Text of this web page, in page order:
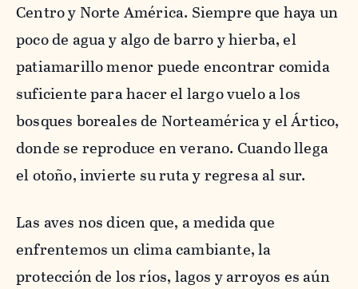
Centro y Norte América. Siempre que haya un
poco de agua y algo de barro y hierba, el
patiamarillo menor puede encontrar comida
suficiente para hacer el largo vuelo a los
bosques boreales de Norteamérica y el Ártico,
donde se reproduce en verano. Cuando llega
el otoño, invierte su ruta y regresa al sur.
Las aves nos dicen que, a medida que
enfrentemos un clima cambiante, la
protección de los ríos, lagos y arroyos es aún